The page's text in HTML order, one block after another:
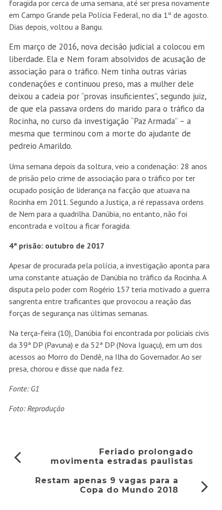
foragida por cerca de uma semana, até ser presa novamente
em Campo Grande pela Polícia Federal, no dia 1º de agosto.
Dias depois, voltou a Bangu.
Em março de 2016, nova decisão judicial a colocou em
liberdade. Ela e Nem foram absolvidos de acusação de
associação para o tráfico. Nem tinha outras várias
condenações e continuou preso, mas a mulher dele
deixou a cadeia por “provas insuficientes”, segundo juiz,
de que ela passava ordens do marido para o tráfico da
Rocinha, no curso da investigação “Paz Armada” – a
mesma que terminou com a morte do ajudante de
pedreio Amarildo.
Uma semana depois da soltura, veio a condenação: 28 anos
de prisão pelo crime de associação para o tráfico por ter
ocupado posição de liderança na facção que atuava na
Rocinha em 2011. Segundo a Justiça, a ré repassava ordens
de Nem para a quadrilha. Danúbia, no entanto, não foi
encontrada e voltou a ficar foragida.
4ª prisão: outubro de 2017
Apesar de procurada pela polícia, a investigação aponta para
uma constante atuação de Danúbia no tráfico da Rocinha. A
disputa pelo poder com Rogério 157 teria motivado a guerra
sangrenta entre traficantes que provocou a reação das
forças de segurança nas últimas semanas.
Na terça-feira (10), Danúbia foi encontrada por policiais civis
da 39ª DP (Pavuna) e da 52ª DP (Nova Iguaçu), em um dos
acessos ao Morro do Dendê, na Ilha do Governador. Ao ser
presa, chorou e disse que nada fez.
Fonte: G1
Foto: Reprodução
Feriado prolongado
movimenta estradas paulistas
Restam apenas 9 vagas para a
Copa do Mundo 2018